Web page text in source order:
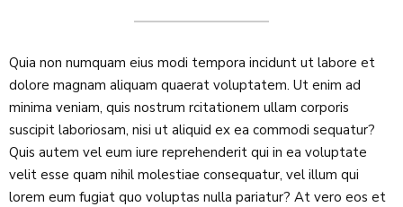
Quia non numquam eius modi tempora incidunt ut labore et
dolore magnam aliquam quaerat voluptatem. Ut enim ad
minima veniam, quis nostrum rcitationem ullam corporis
suscipit laboriosam, nisi ut aliquid ex ea commodi sequatur?
Quis autem vel eum iure reprehenderit qui in ea voluptate
velit esse quam nihil molestiae consequatur, vel illum qui
lorem eum fugiat quo voluptas nulla pariatur? At vero eos et